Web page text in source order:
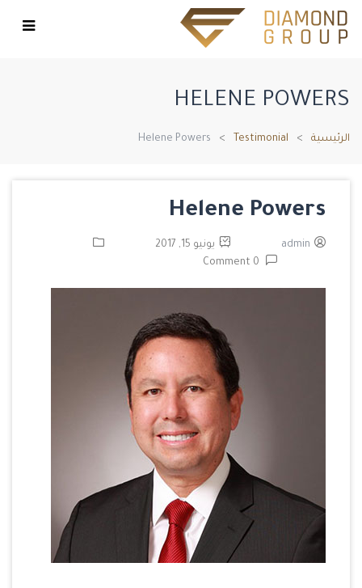
HELENE POWERS
الرئيسية Testimonial
Helene Powers
Helene Powers
admin
يونيو 15, 2017